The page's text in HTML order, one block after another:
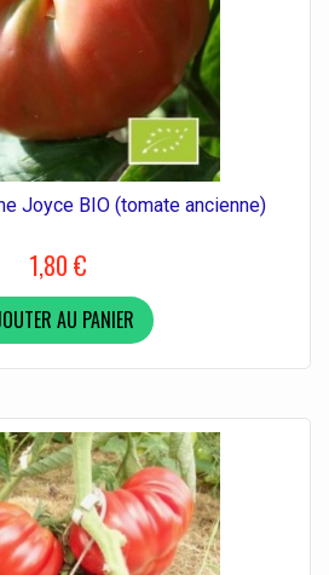
Joyce BIO (tomate ancienne)
1,80 €
AU PANIER